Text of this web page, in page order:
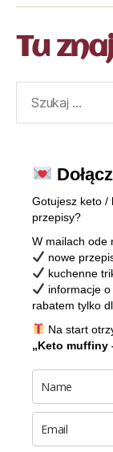
Tu
Gotujesz keto /
przepisy?
W mailach ode
nowe
kuchenne
informacje
rabatem tylko
Na start
„Keto muffiny